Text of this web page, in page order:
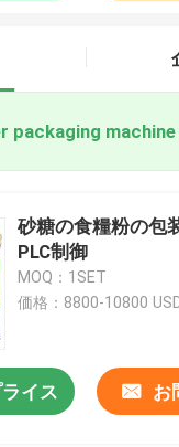
砂糖の食糧粉の包
PLC制御
MOQ：1SET
価格：8800-10800
イス お